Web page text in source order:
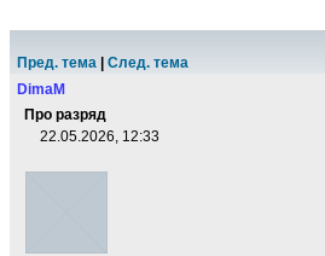
Пред. тема
След. тема
DimaM
Про разряд
22.05.2026, 12:33